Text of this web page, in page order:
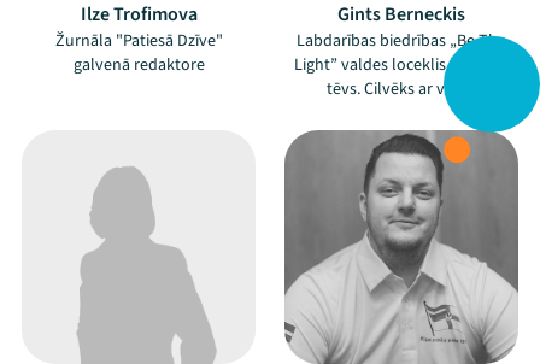
Ilze Trofimova
Žurnāla "Patiesā Dzīve"
galvenā redaktore
Gints Berneckis
Labdarības biedrības „Be The
Light” valdes loceklis. 7 bērnu
tēvs. Cilvēks ar vīziju.